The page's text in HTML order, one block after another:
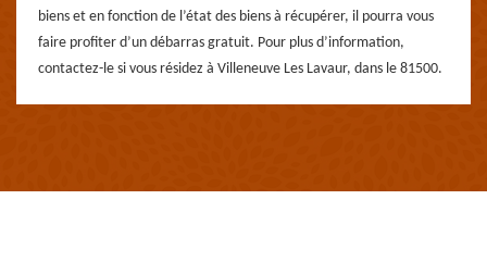
biens et en fonction de l’état des biens à récupérer, il pourra vous
faire profiter d’un débarras gratuit. Pour plus d’information,
contactez-le si vous résidez à Villeneuve Les Lavaur, dans le 81500.